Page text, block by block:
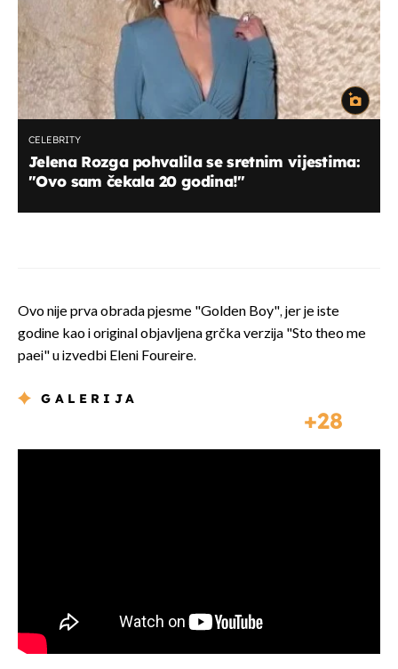
CELEBRITY
Jelena Rozga pohvalila se sretnim vijestima:
"Ovo sam čekala 20 godina!"
Ovo nije prva obrada pjesme "Golden Boy", jer je iste
godine kao i original objavljena grčka verzija "Sto theo me
paei" u izvedbi Eleni Foureire.
GALERIJA
28